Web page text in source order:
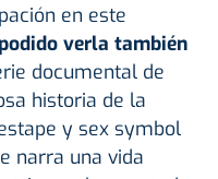
en este
verla también
documental de
historia de la
y sex symbol
narra una vida